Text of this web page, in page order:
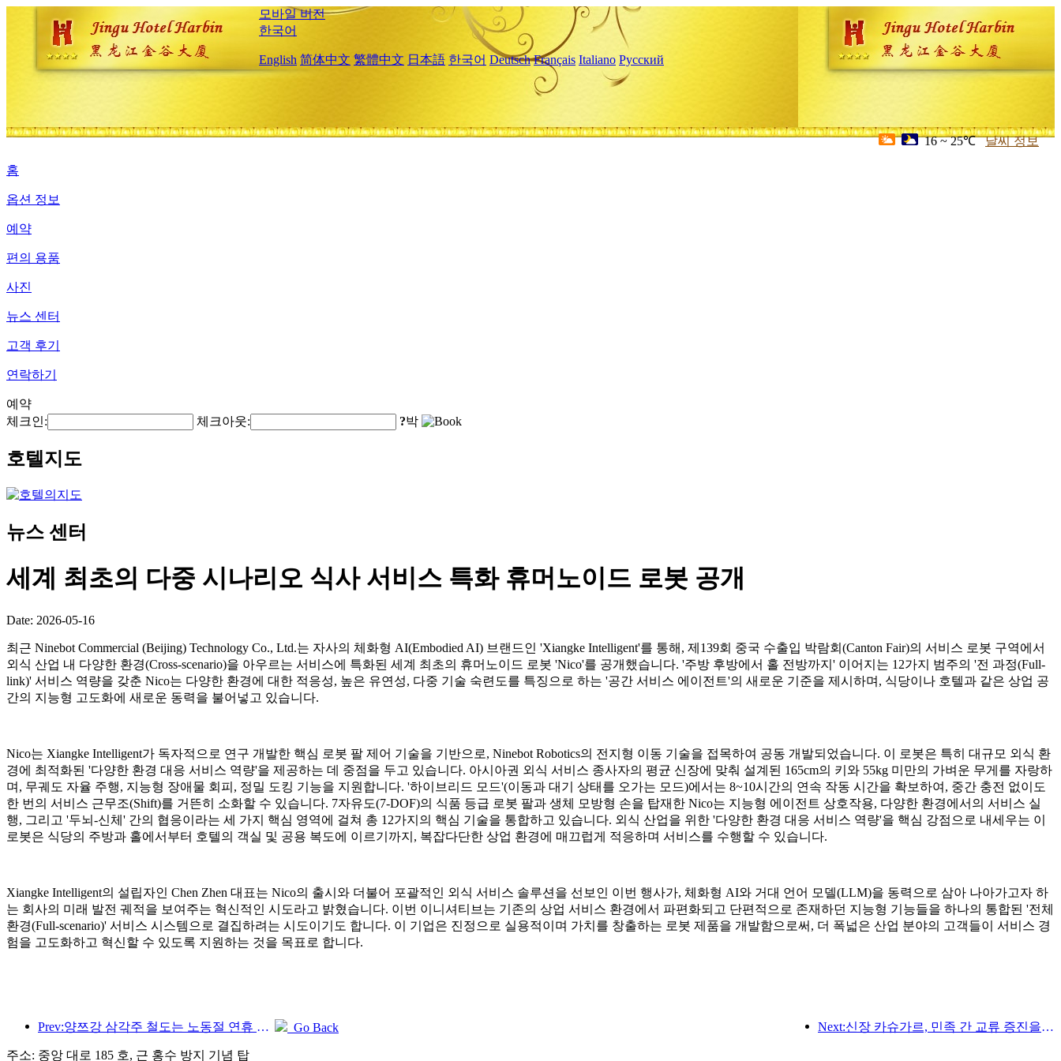
모바일 버전
한국어
English 简体中文 繁體中文 日本語 한국어 Deutsch Français Italiano Русский
16 ~ 25℃ 날씨 정보
홈
옵션 정보
예약
편의 용품
사진
뉴스 센터
고객 후기
연락하기
예약
체크인:
체크아웃: ?박
호텔지도
뉴스 센터
세계 최초의 다중 시나리오 식사 서비스 특화 휴머노이드 로봇 공개
Date: 2026-05-16
최근 Ninebot Commercial (Beijing) Technology Co., Ltd.는 자사의 체화형 AI(Embodied AI) 브랜드인 'Xiangke Intelligent'를 통해, 제139회 중국 수출입 박람회(Canton Fair)의 서비스 로봇 구역에서
외식 산업 내 다양한 환경(Cross-scenario)을 아우르는 서비스에 특화된 세계 최초의 휴머노이드 로봇 'Nico'를 공개했습니다. '주방 후방에서 홀 전방까지' 이어지는 12가지 범주의 '전 과정(Full-
link)' 서비스 역량을 갖춘 Nico는 다양한 환경에 대한 적응성, 높은 유연성, 다중 기술 숙련도를 특징으로 하는 '공간 서비스 에이전트'의 새로운 기준을 제시하며, 식당이나 호텔과 같은 상업 공
간의 지능형 고도화에 새로운 동력을 불어넣고 있습니다.
Nico는 Xiangke Intelligent가 독자적으로 연구 개발한 핵심 로봇 팔 제어 기술을 기반으로, Ninebot Robotics의 전지형 이동 기술을 접목하여 공동 개발되었습니다. 이 로봇은 특히 대규모 외식 환
경에 최적화된 '다양한 환경 대응 서비스 역량'을 제공하는 데 중점을 두고 있습니다. 아시아권 외식 서비스 종사자의 평균 신장에 맞춰 설계된 165cm의 키와 55kg 미만의 가벼운 무게를 자랑하
며, 무궤도 자율 주행, 지능형 장애물 회피, 정밀 도킹 기능을 지원합니다. '하이브리드 모드'(이동과 대기 상태를 오가는 모드)에서는 8~10시간의 연속 작동 시간을 확보하여, 중간 충전 없이도
한 번의 서비스 근무조(Shift)를 거뜬히 소화할 수 있습니다. 7자유도(7-DOF)의 식품 등급 로봇 팔과 생체 모방형 손을 탑재한 Nico는 지능형 에이전트 상호작용, 다양한 환경에서의 서비스 실
행, 그리고 '두뇌-신체' 간의 협응이라는 세 가지 핵심 영역에 걸쳐 총 12가지의 핵심 기술을 통합하고 있습니다. 외식 산업을 위한 '다양한 환경 대응 서비스 역량'을 핵심 강점으로 내세우는 이
로봇은 식당의 주방과 홀에서부터 호텔의 객실 및 공용 복도에 이르기까지, 복잡다단한 상업 환경에 매끄럽게 적응하며 서비스를 수행할 수 있습니다.
Xiangke Intelligent의 설립자인 Chen Zhen 대표는 Nico의 출시와 더불어 포괄적인 외식 서비스 솔루션을 선보인 이번 행사가, 체화형 AI와 거대 언어 모델(LLM)을 동력으로 삼아 나아가고자 하
는 회사의 미래 발전 궤적을 보여주는 혁신적인 시도라고 밝혔습니다. 이번 이니셔티브는 기존의 상업 서비스 환경에서 파편화되고 단편적으로 존재하던 지능형 기능들을 하나의 통합된 '전체
환경(Full-scenario)' 서비스 시스템으로 결집하려는 시도이기도 합니다. 이 기업은 진정으로 실용적이며 가치를 창출하는 로봇 제품을 개발함으로써, 더 폭넓은 산업 분야의 고객들이 서비스 경
험을 고도화하고 혁신할 수 있도록 지원하는 것을 목표로 합니다.
Prev:양쯔강 삼각주 철도는 노동절 연휴 기간 동안 2,138만 명이 넘는 승객을 수송했습니다. Next:신장 카슈가르, 민족 간 교류 증진을 위한 관광 홍보 행사 개최
Go Back
주소: 중앙 대로 185 호, 근 홍수 방지 기념 탑